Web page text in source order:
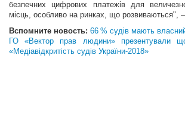
безпечних цифрових платежів для
місць, особливо на ринках, що розвиваються",
Вспомните новость: 66 % судів мають
ГО «Вектор прав людини» презентували
«Медіавідкритість судів України-2018»